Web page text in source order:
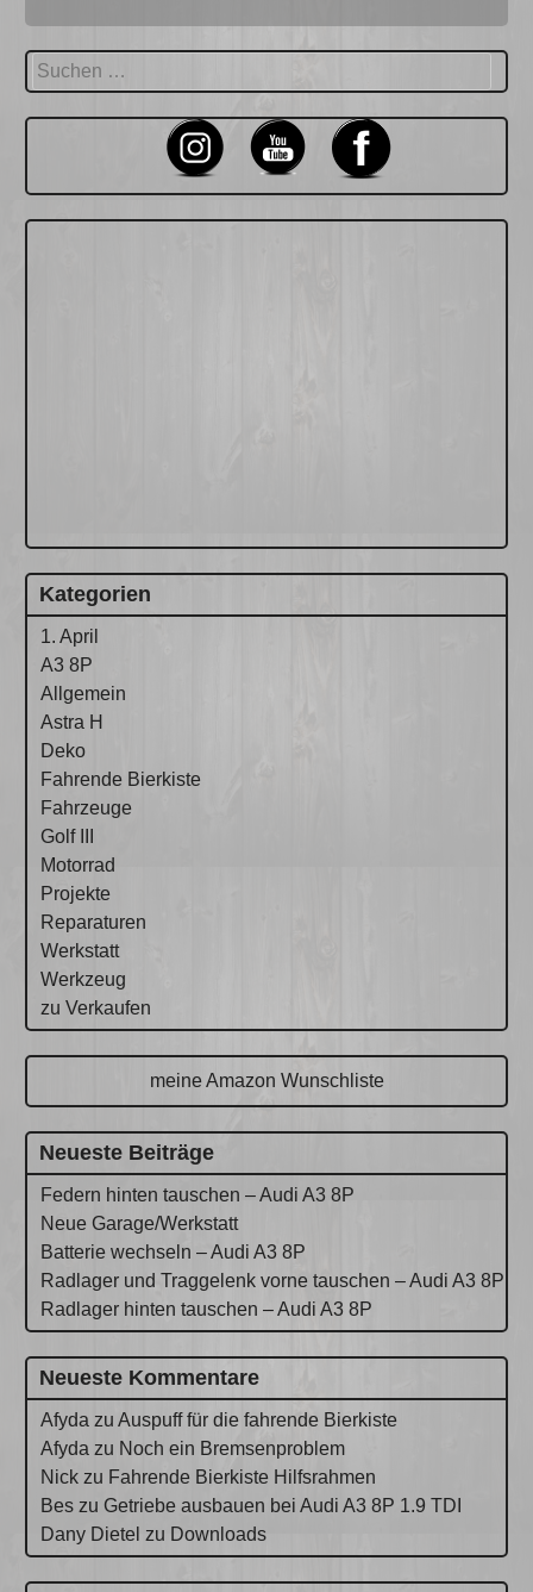
Suchen
nach:
Kategorien
1. April
A3 8P
Allgemein
Astra H
Deko
Fahrende Bierkiste
Fahrzeuge
Golf III
Motorrad
Projekte
Reparaturen
Werkstatt
Werkzeug
zu Verkaufen
meine Amazon Wunschliste
Neueste Beiträge
Federn hinten tauschen – Audi A3 8P
Neue Garage/Werkstatt
Batterie wechseln – Audi A3 8P
Radlager und Traggelenk vorne tauschen – Audi A3 8P
Radlager hinten tauschen – Audi A3 8P
Neueste Kommentare
Afyda zuAuspuff für die fahrende Bierkiste
Afyda zu Noch ein Bremsenproblem
Nick zu Fahrende Bierkiste Hilfsrahmen
Bes zuGetriebe ausbauen bei Audi A3 8P 1.9 TDI
Dany Dietel zu Downloads